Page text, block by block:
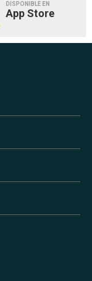
DISPONIBLE EN
App Store